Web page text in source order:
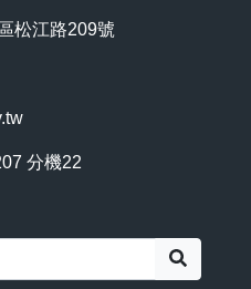
松江路209號
分機22